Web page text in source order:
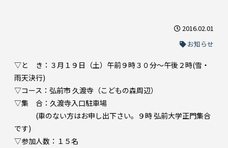
2016.02.01
お知らせ
▽と き：３月１９日（土）午前９時３０分～午後２時(雪・
雨天決行)
▽コース：弘前市 久渡寺（こどもの森周辺）
▽集 合：久渡寺入口駐車場
(車のない方はお申し出下さい。９時 弘前大学正門集合
です)
▽参加人数：１５名